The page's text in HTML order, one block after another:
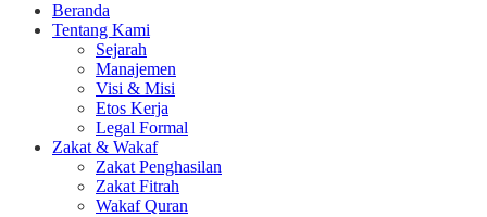
Beranda
Tentang Kami
Sejarah
Manajemen
Visi & Misi
Etos Kerja
Legal Formal
Zakat & Wakaf
Zakat Penghasilan
Zakat Fitrah
Wakaf Quran